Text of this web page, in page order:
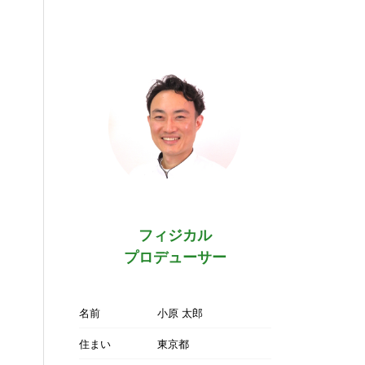
フィジカル
プロデューサー
名前
小原 太郎
住まい
東京都